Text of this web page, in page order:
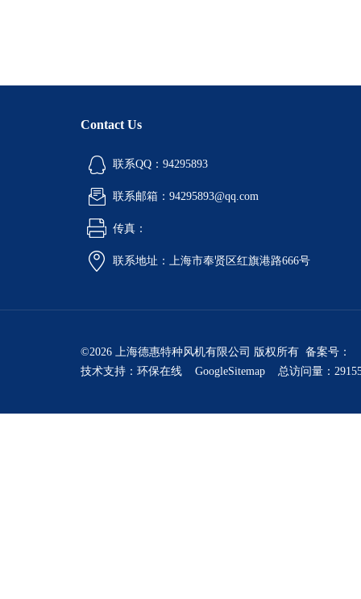
Contact Us
联系QQ：94295893
联系邮箱：94295893@qq.com
传真：
联系地址：上海市奉贤区红旗港路666号
©2026 上海德惠特种风机有限公司 版权所有 备案号：
技术支持： 环保在线 GoogleSitemap 总访问量：